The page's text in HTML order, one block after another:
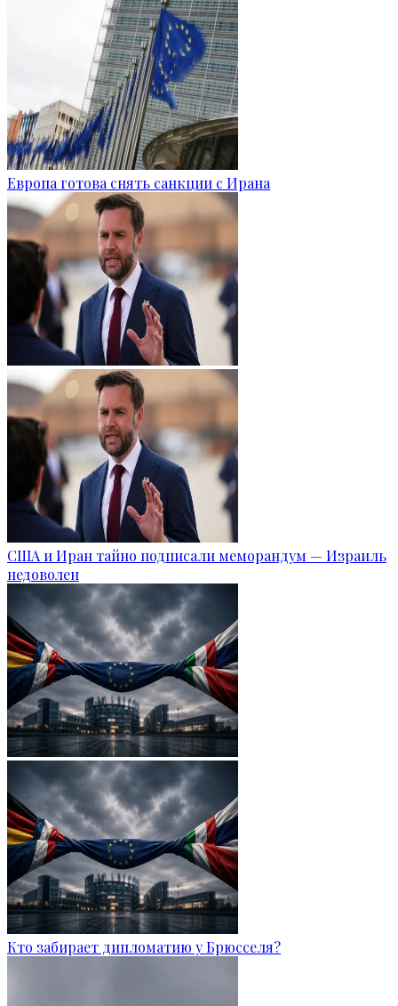
Европа готова снять санкции с Ирана
США и Иран тайно подписали меморандум — Израиль
недоволен
Кто забирает дипломатию у Брюсселя?